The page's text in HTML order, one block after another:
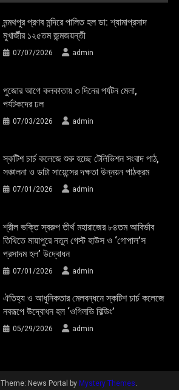
মন্মথপুর প্রণব মন্দিরে পালিত হল ডা: শ্যামাপ্রসাদ
মুখার্জীর ১২৫তম জন্মজয়ন্তী
07/07/2026 admin
পুজোর আগে কলকাতায় ৩ দিনের পর্যটন মেলা,
পর্যটকদের ঢল
07/03/2026 admin
স্কটিশ চার্চ কলেজে শুরু হচ্ছে টেলিভিশন সংবাদ পাঠ,
সঞ্চালনা ও ডাটা সায়েন্সের দক্ষতা উন্নয়ন পাঠক্রম
07/01/2026 admin
শ্রীল ভক্তি স্বরুপ তীর্থ মহারাজের ৮৪তম আবির্ভাব
তিথিতে মায়াপুরে নতুন গেস্ট হাউস ও ‘গোপাল’স
প্রসাদম হল’ উদ্বোধন
07/01/2026 admin
ঐতিহ্য ও আধুনিকতার মেলবন্ধনে স্কটিশ চার্চ কলেজে
নবরূপে উদ্বোধন হল ‘ওগিলভি বিল্ডিং’
05/29/2026 admin
Theme: News Portal by Mystery Themes